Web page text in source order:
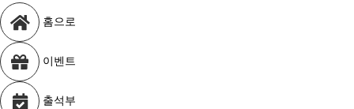
홈으로
이벤트
출석부